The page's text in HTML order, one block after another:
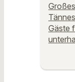
Gäste